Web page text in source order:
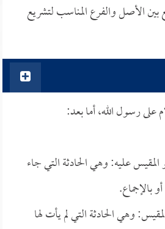
الأصل والفرع المناسب لتشريع
على رسول الله، أما بعد:
عليه: وهي الحادثة التي جاء
بالإجماع.
وهي الحادثة التي لم يأت لها